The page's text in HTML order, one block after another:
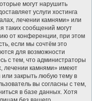
могут нарушить
услуги хостинга
лечении камнями» или
таких сообщений могут
от конференции, при этом
если мы сочтём это
для возможности
с тем, что администраторы
лечении камнями» имеют
или закрыть любую тему в
вы согласны с тем,
в базе данных. Хотя